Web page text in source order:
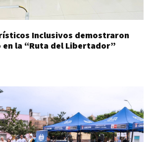
Inclusivos demostraron
la “Ruta del Libertador”